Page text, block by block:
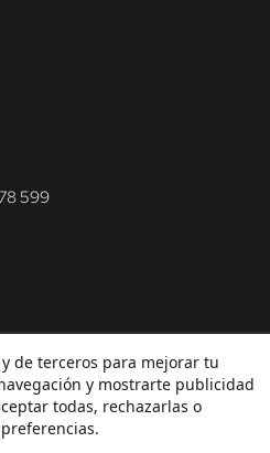
de terceros para mejorar tu
y mostrarte publicidad
todas, rechazarlas o
599